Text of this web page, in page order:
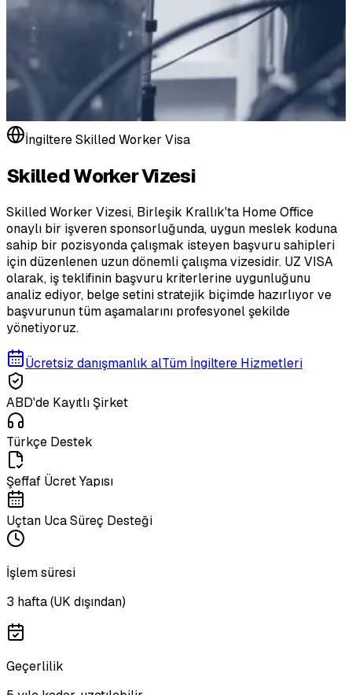
İngiltere Skilled Worker Visa
Skilled Worker Vizesi
Skilled Worker Vizesi, Birleşik Krallık'ta Home Office
onaylı bir işveren sponsorluğunda, uygun meslek koduna
sahip bir pozisyonda çalışmak isteyen başvuru sahipleri
için düzenlenen uzun dönemli çalışma vizesidir. UZ VISA
olarak, iş teklifinin başvuru kriterlerine uygunluğunu
analiz ediyor, belge setini stratejik biçimde hazırlıyor ve
başvurunun tüm aşamalarını profesyonel şekilde
yönetiyoruz.
Ücretsiz danışmanlık alTüm İngiltere Hizmetleri
ABD'de Kayıtlı Şirket
Türkçe Destek
Şeffaf Ücret Yapısı
Uçtan Uca Süreç Desteği
İşlem süresi
3 hafta (UK dışından)
Geçerlilik